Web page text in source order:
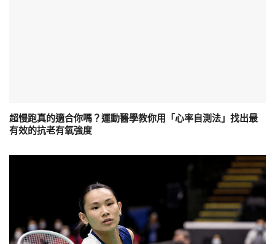
超慢跑真的適合你嗎？運動醫學教你用「心率自測法」找出最
有效的抗老有氧強度